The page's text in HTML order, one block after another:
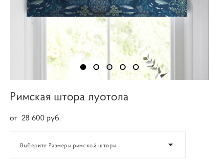
Римская штора луотола
от 28 600 pуб.
Выберите Размеры римской шторы